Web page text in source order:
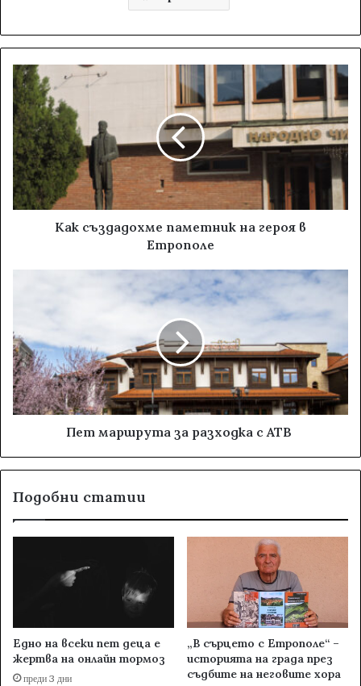
Как създадохме паметник на героя в
Етрополе
Пет маршрута за разходка с АТВ
Подобни статии
Едно на всеки пет деца е
жертва на онлайн тормоз
преди 3 дни
„В сърцето с Етрополе“ –
историята на града през
съдбите на неговите хора